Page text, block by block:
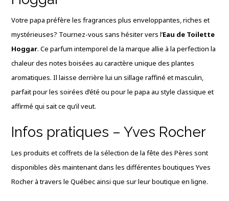
Votre papa préfère les fragrances plus enveloppantes, riches et
mystérieuses? Tournez-vous sans hésiter vers l’Eau de Toilette
Hoggar. Ce parfum intemporel de la marque allie à la perfection la
chaleur des notes boisées au caractère unique des plantes
aromatiques. Il laisse derrière lui un sillage raffiné et masculin,
parfait pour les soirées d’été ou pour le papa au style classique et
affirmé qui sait ce qu’il veut.
Infos pratiques – Yves Rocher
Les produits et coffrets de la sélection de la fête des Pères sont
disponibles dès maintenant dans les différentes boutiques Yves
Rocher à travers le Québec ainsi que sur leur boutique en ligne.